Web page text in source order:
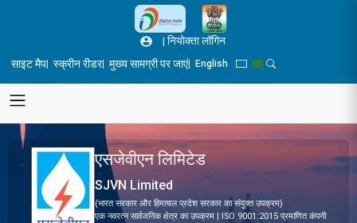
| नियोक्ता लॉगिन
साइट मैप स्क्रीन रीडर| मुख्य सामग्री पर जाएं| English
Blue Theme
Green Theme
Toggle Search
एसजेवीएन लिमिटेड
SJVN Limited
(भारत सरकार और हिमाचल प्रदेश सरकार का संयुक्त उपक्रम)
एक नवरत्न सार्वजनिक क्षेत्र का उपक्रम | ISO 9001:2015 प्रमाणित कंपनी